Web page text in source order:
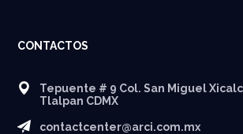
CONTACTOS
Tepuente # 9 Col. San Miguel
Tlalpan CDMX
contactcenter@arci.com.mx